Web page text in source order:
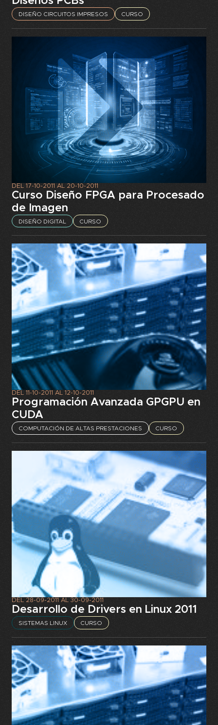
DISEÑO CIRCUITOS IMPRESOS CURSO
DEL 17-10-2011 AL 20-10-2011
Curso Diseño FPGA para Procesado
de Imagen
DISEÑO DIGITAL CURSO
DEL 11-10-2011 AL 12-10-2011
Programación Avanzada GPGPU en
CUDA
COMPUTACIÓN DE ALTAS PRESTACIONES CURSO
DEL 28-09-2011 AL 30-09-2011
Desarrollo de Drivers en Linux 2011
SISTEMAS LINUX CURSO